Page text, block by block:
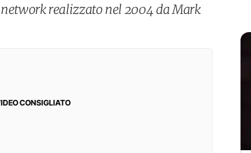
realizzato nel 2004 da Mark
CONSIGLIATO